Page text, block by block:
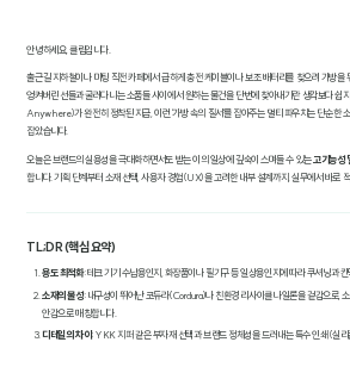
안녕하세요, 클림입니다.
출근길 지하철이나 미팅 직전 카페에서 급하게 충전 케이블이나 보조 배터리를 찾으려 가방을
엉켜버린 선들과 굴러다니는 소품들 사이에서 원하는 물건을 단번에 찾아내기란 생각보다
Anywhere)가 완전히 정착된 지금, 이런 '가방 속의 질서'를 잡아주는 멀티 파우치는 단순한
잡았습니다.
오늘은 브랜드의 실용성을 극대화하면서도 받는 이의 일상에 깊숙이 스며들 수 있는 고기능성
합니다. 기획 단계부터 소재 선택, 사용자 경험(UX)을 고려한 내부 설계까지, 실무에서 바로
TL;DR (핵심 요약)
용도 최적화: 테크 기기 수납용인지, 화장품이나 필기구 등 일상용인지에 따라 쿠셔닝과
소재의 물성: 내구성이 뛰어난 코듀라(Cordura)나 친환경 리사이클 나일론을 겉감으로,
안감으로 매칭합니다.
디테일의 차이 : YKK 지퍼 같은 부자재 선택과 브랜드 정체성을 드러내는 특수 인쇄(실